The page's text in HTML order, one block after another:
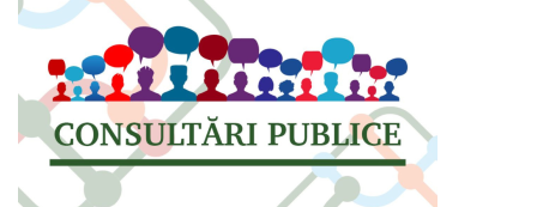
de
acțiuni
Funcții
vacante